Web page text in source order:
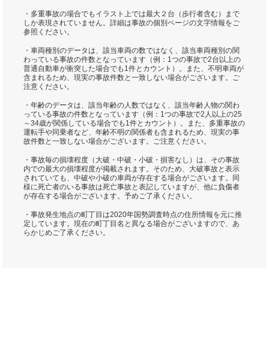
・多重事故の場合でもイラスト上では最大２台（歩行者含む）まで
しか表現されていません。詳細は事故の個別ページの文字情報をご
参照ください。
・車両種別のデータは、該当車両の数ではなく、該当車両種別の関
わっている事故の件数となっています（例：1つの事故で2台以上の
普通自動車が衝突した場合でも1件とカウント）。また、不明車両が
含まれるため、現実の事故件数と一致しない場合がございます。ご
注意ください。
・年齢のデータは、該当年齢の人数ではなく、該当年齢人物の関わ
っている事故の件数となっています（例：1つの事故で2人以上の25
～34歳が関係している場合でも1件とカウント）。また、多重事故の
運転手や同乗者など、年齢不明の関係者も含まれるため、現実の事
故件数と一致しない場合がございます。ご注意ください。
・事故毎の損壊程度（大破・中破・小破・損害なし）は、その事故
内での最大の損壊程度が掲載されます。そのため、大破事故と表示
されていても、中破や小破の車両が存在する場合がございます。同
様に死亡者のいる事故は死亡事故と表記していますが、他に負傷者
が存在する場合がございます。予めご了承ください。
・事故発生地点の町丁目は2020年国勢調査時点の住所情報を元に推
定しています。現在の町丁目名と異なる場合がございますので、あ
らかじめご了承ください。